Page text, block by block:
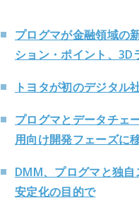
プログマが金融領域の
ション・ポイント、3D
トヨタが初のデジタル
プログマとデータチェ
用向け開発フェーズに
DMM、プログマと独
安定化の目的で